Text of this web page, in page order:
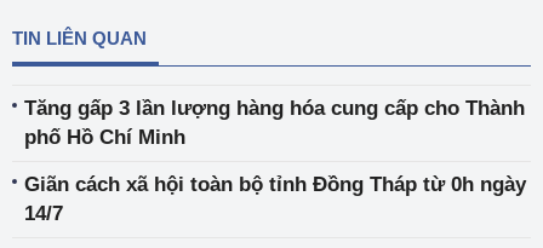
TIN LIÊN QUAN
Tăng gấp 3 lần lượng hàng hóa cung cấp cho Thành
phố Hồ Chí Minh
Giãn cách xã hội toàn bộ tỉnh Đồng Tháp từ 0h ngày
14/7